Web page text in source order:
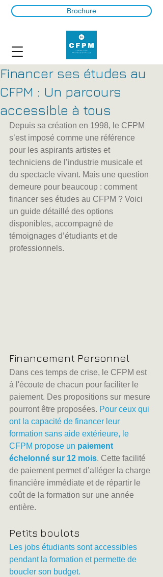
Brochure
Financer ses études au
CFPM : Un parcours
accessible à tous
Depuis sa création en 1998, le CFPM
s’est imposé comme une référence
pour les aspirants artistes et
techniciens de l’industrie musicale et
du spectacle vivant. Mais une question
demeure pour beaucoup : comment
financer ses études au CFPM ? Voici
un guide détaillé des options
disponibles, accompagné de
témoignages d’étudiants et de
professionnels.
Financement Personnel
Dans ces temps de crise, le CFPM est
à l'écoute de chacun pour faciliter le
paiement. Des propositions sur mesure
pourront être proposées. Pour ceux qui
ont la capacité de financer leur
formation sans aide extérieure, le
CFPM propose un paiement
échelonné sur 12 mois. Cette facilité
de paiement permet d’alléger la charge
financière immédiate et de répartir le
coût de la formation sur une année
entière.
Petits boulots
Les jobs étudiants sont accessibles
pendant la formation et permette de
boucler son budget.